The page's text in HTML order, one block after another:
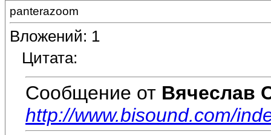
panterazoom
Вложений: 1
Цитата:
Сообщение от Вячеслав
http://www.bisound.com/